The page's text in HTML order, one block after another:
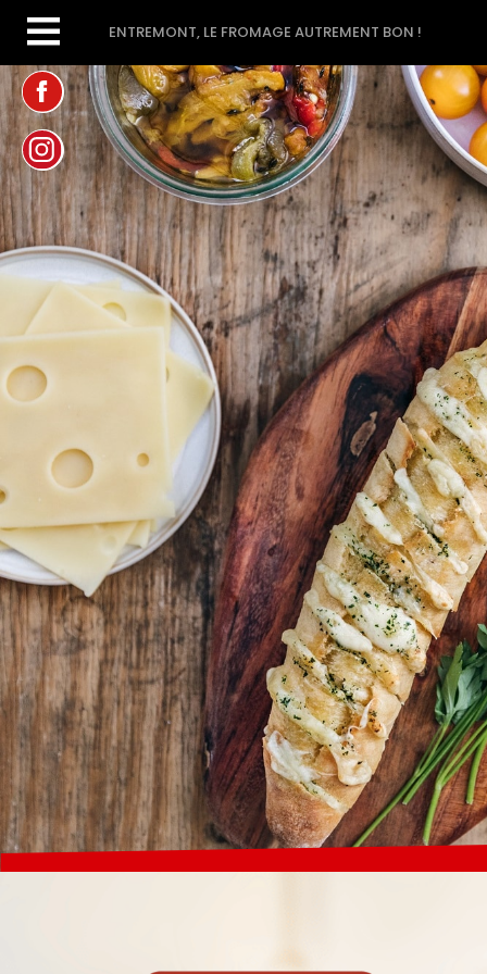
ENTREMONT, LE FROMAGE AUTREMENT BON !